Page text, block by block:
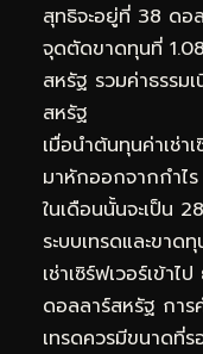
สุทธิจะอยู่ที่ 38 ดอ
จุดตัดขาดทุนที่
สหรัฐ รวมค่าธรรม
สหรัฐ
เมื่อนำต้นทุนค่าเช่า
มาหักออกจากกำไ
ในเดือนนั้นจะเป็น
ระบบเทรดและขาด
เช่าเซิร์ฟเวอร์เข้า
ดอลลาร์สหรัฐ การ
เทรดควรมีขนาดที่